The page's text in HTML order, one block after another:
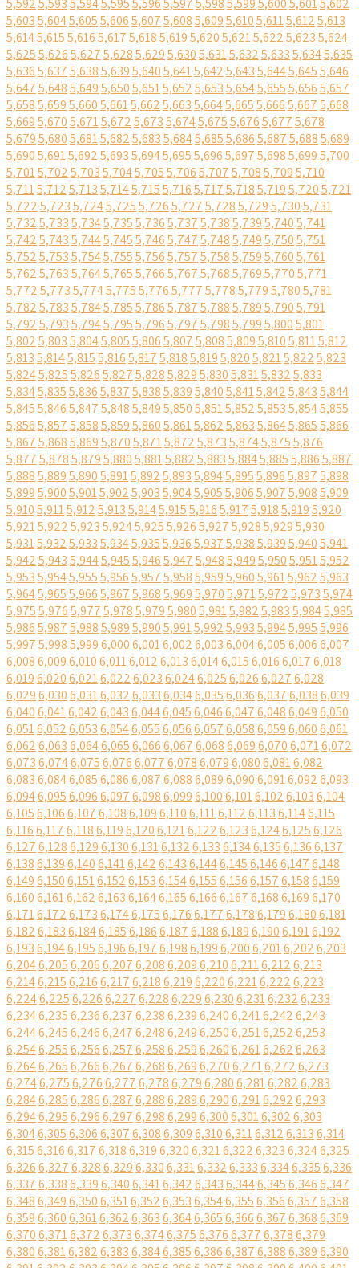
5,5925,5935,5945,5955,5965,5975,5985,5995,6005,6015,602
5,6035,6045,6055,6065,6075,6085,6095,6105,6115,6125,613
5,6145,6155,6165,6175,6185,6195,6205,6215,6225,6235,624
5,6255,6265,6275,6285,6295,6305,6315,6325,6335,6345,635
5,6365,6375,6385,6395,6405,6415,6425,6435,6445,6455,646
5,6475,6485,6495,6505,6515,6525,6535,6545,6555,6565,657
5,6585,6595,6605,6615,6625,6635,6645,6655,6665,6675,668
5,6695,6705,6715,6725,6735,6745,6755,6765,6775,678
5,6795,6805,6815,6825,6835,6845,6855,6865,6875,6885,689
5,6905,6915,6925,6935,6945,6955,6965,6975,6985,6995,700
5,7015,7025,7035,7045,7055,7065,7075,7085,7095,710
5,7115,7125,7135,7145,7155,7165,7175,7185,7195,7205,721
5,7225,7235,7245,7255,7265,7275,7285,7295,7305,731
5,7325,7335,7345,7355,7365,7375,7385,7395,7405,741
5,7425,7435,7445,7455,7465,7475,7485,7495,7505,751
5,7525,7535,7545,7555,7565,7575,7585,7595,7605,761
5,7625,7635,7645,7655,7665,7675,7685,7695,7705,771
5,7725,7735,7745,7755,7765,7775,7785,7795,7805,781
5,7825,7835,7845,7855,7865,7875,7885,7895,7905,791
5,7925,7935,7945,7955,7965,7975,7985,7995,8005,801
5,8025,8035,8045,8055,8065,8075,8085,8095,8105,8115,812
5,8135,8145,8155,8165,8175,8185,8195,8205,8215,8225,823
5,8245,8255,8265,8275,8285,8295,8305,8315,8325,833
5,8345,8355,8365,8375,8385,8395,8405,8415,8425,8435,844
5,8455,8465,8475,8485,8495,8505,8515,8525,8535,8545,855
5,8565,8575,8585,8595,8605,8615,8625,8635,8645,8655,866
5,8675,8685,8695,8705,8715,8725,8735,8745,8755,876
5,8775,8785,8795,8805,8815,8825,8835,8845,8855,8865,887
5,8885,8895,8905,8915,8925,8935,8945,8955,8965,8975,898
5,8995,9005,9015,9025,9035,9045,9055,9065,9075,9085,909
5,9105,9115,9125,9135,9145,9155,9165,9175,9185,9195,920
5,9215,9225,9235,9245,9255,9265,9275,9285,9295,930
5,9315,9325,9335,9345,9355,9365,9375,9385,9395,9405,941
5,9425,9435,9445,9455,9465,9475,9485,9495,9505,9515,952
5,9535,9545,9555,9565,9575,9585,9595,9605,9615,9625,963
5,9645,9655,9665,9675,9685,9695,9705,9715,9725,9735,974
5,9755,9765,9775,9785,9795,9805,9815,9825,9835,9845,985
5,9865,9875,9885,9895,9905,9915,9925,9935,9945,9955,996
5,9975,9985,9996,0006,0016,0026,0036,0046,0056,0066,007
6,0086,0096,0106,0116,0126,0136,0146,0156,0166,0176,018
6,0196,0206,0216,0226,0236,0246,0256,0266,0276,028
6,0296,0306,0316,0326,0336,0346,0356,0366,0376,0386,039
6,0406,0416,0426,0436,0446,0456,0466,0476,0486,0496,050
6,0516,0526,0536,0546,0556,0566,0576,0586,0596,0606,061
6,0626,0636,0646,0656,0666,0676,0686,0696,0706,0716,072
6,0736,0746,0756,0766,0776,0786,0796,0806,0816,082
6,0836,0846,0856,0866,0876,0886,0896,0906,0916,0926,093
6,0946,0956,0966,0976,0986,0996,1006,1016,1026,1036,104
6,1056,1066,1076,1086,1096,1106,1116,1126,1136,1146,115
6,1166,1176,1186,1196,1206,1216,1226,1236,1246,1256,126
6,1276,1286,1296,1306,1316,1326,1336,1346,1356,1366,137
6,1386,1396,1406,1416,1426,1436,1446,1456,1466,1476,148
6,1496,1506,1516,1526,1536,1546,1556,1566,1576,1586,159
6,1606,1616,1626,1636,1646,1656,1666,1676,1686,1696,170
6,1716,1726,1736,1746,1756,1766,1776,1786,1796,1806,181
6,1826,1836,1846,1856,1866,1876,1886,1896,1906,1916,192
6,1936,1946,1956,1966,1976,1986,1996,2006,2016,2026,203
6,2046,2056,2066,2076,2086,2096,2106,2116,2126,213
6,2146,2156,2166,2176,2186,2196,2206,2216,2226,223
6,2246,2256,2266,2276,2286,2296,2306,2316,2326,233
6,2346,2356,2366,2376,2386,2396,2406,2416,2426,243
6,2446,2456,2466,2476,2486,2496,2506,2516,2526,253
6,2546,2556,2566,2576,2586,2596,2606,2616,2626,263
6,2646,2656,2666,2676,2686,2696,2706,2716,2726,273
6,2746,2756,2766,2776,2786,2796,2806,2816,2826,283
6,2846,2856,2866,2876,2886,2896,2906,2916,2926,293
6,2946,2956,2966,2976,2986,2996,3006,3016,3026,303
6,3046,3056,3066,3076,3086,3096,3106,3116,3126,3136,314
6,3156,3166,3176,3186,3196,3206,3216,3226,3236,3246,325
6,3266,3276,3286,3296,3306,3316,3326,3336,3346,3356,336
6,3376,3386,3396,3406,3416,3426,3436,3446,3456,3466,347
6,3486,3496,3506,3516,3526,3536,3546,3556,3566,3576,358
6,3596,3606,3616,3626,3636,3646,3656,3666,3676,3686,369
6,3706,3716,3726,3736,3746,3756,3766,3776,3786,379
6,3806,3816,3826,3836,3846,3856,3866,3876,3886,3896,390